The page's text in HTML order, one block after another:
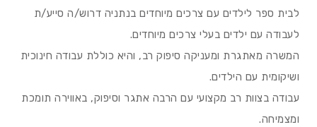
לבית ספר לילדים עם צרכים מיוחדים בנתניה דרוש/ה סייע/ת
לעבודה עם ילדים בעלי צרכים מיוחדים.
המשרה מאתגרת ומעניקה סיפוק רב, והיא כוללת עבודה חינוכית
ושיקומית עם הילדים.
עבודה בצוות רב מקצועי עם הרבה אתגר וסיפוק, באווירה תומכת
ומצמיחה.